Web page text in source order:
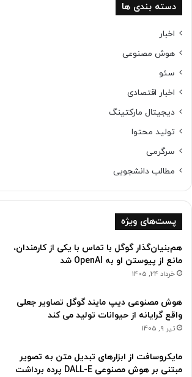
دسته بندی ها
اخبار
هوش مصنوعی
سئو
اخبار اقتصادی
دیجیتال مارکتینگ
تولید محتوا
سرگرمی
مطالب دانشجویی
پست‌های ویژه
هم‌بنیان‌گذار گوگل با تماس با یکی از کارمندان،
مانع از پیوستن او به OpenAI شد
خرداد 24, 1405
هوش مصنوعی دیپ مایند گوگل تصاویر جعلی
واقع گرایانه از حیوانات تولید می کند
تیر 9, 1405
مایکروسافت از ابزارهای تبدیل متن به تصویر
مبتنی بر هوش مصنوعی DALL-E پرده برداشت